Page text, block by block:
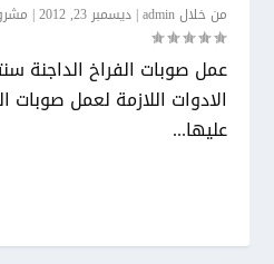
من خلالadmin
|ديسمبر 23, 2012 |
عمل صوبات الفراخ الداجنة
الادوات اللازمة لعمل صوبات
عليها...